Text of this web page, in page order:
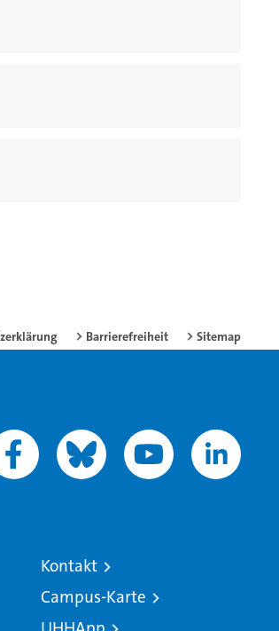
Barrierefreiheit Sitemap
Kontakt
Campus-Karte